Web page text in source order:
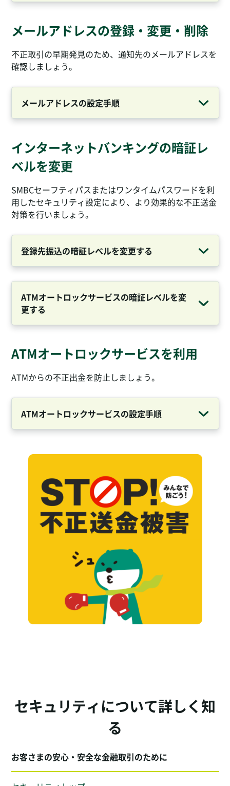
メールアドレスの登録・変更・削除
不正取引の早期発見のため、通知先のメールアドレスを
確認しましょう。
メールアドレスの設定手順
インターネットバンキングの暗証レ
ベルを変更
SMBCセーフティパスまたはワンタイムパスワードを利
用したセキュリティ設定により、より効果的な不正送金
対策を行いましょう。
登録先振込の暗証レベルを変更する
ATMオートロックサービスの暗証レベルを変
更する
ATMオートロックサービスを利用
ATMからの不正出金を防止しましょう。
ATMオートロックサービスの設定手順
セキュリティについて詳しく知
る
お客さまの安心・安全な金融取引のために